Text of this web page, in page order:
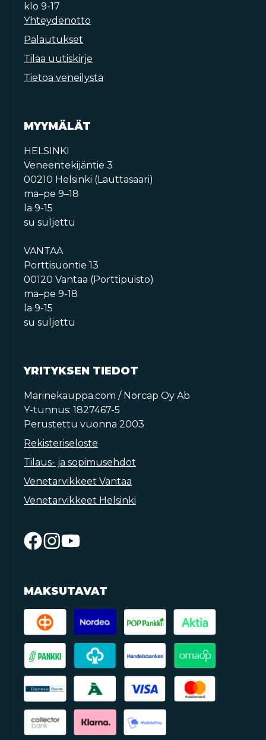
klo 9-17
Yhteydenotto
Palautukset
Tilaa uutiskirje
Tietoa veneilystä
MYYMÄLÄT
HELSINKI
Veneentekijäntie 3
00210 Helsinki (Lauttasaari)
ma–pe 9–18
la 9-15
su suljettu
VANTAA
Porttisuontie 13
00120 Vantaa (Porttipuisto)
ma–pe 9-18
la 9-15
su suljettu
YRITYKSEN TIEDOT
Marinekauppa.com / Norcap Oy Ab
Y-tunnus: 1827467-5
Perustettu vuonna 2003
Rekisteriseloste
Tilaus- ja sopimusehdot
Venetarvikkeet Vantaa
Venetarvikkeet Helsinki
MAKSUTAVAT